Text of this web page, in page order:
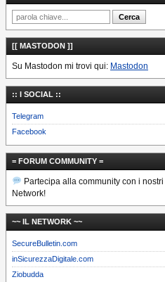
[[ MASTODON ]]
Su Mastodon mi trovi qui: Mastodon
:: I SOCIAL ::
Telegram
Facebook
= FORUM COMMUNITY =
Partecipa alla community con i nostri
Network!
~~ IL NETWORK ~~
SecureBulletin.com
inSicurezzaDigitale.com
Ziobudda